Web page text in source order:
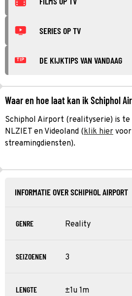
SERIES OP TV
TIP DE KIJKTIPS VAN VANDAAG
Waar en hoe laat kan ik Schiphol
Schiphol Airport (realityserie) is te
NLZIET en Videoland (klik hier
streamingdiensten).
INFORMATIE OVER SCHIPHOL AIRPORT
GENRE Reality
SEIZOENEN 3
LENGTE ±1u 1m